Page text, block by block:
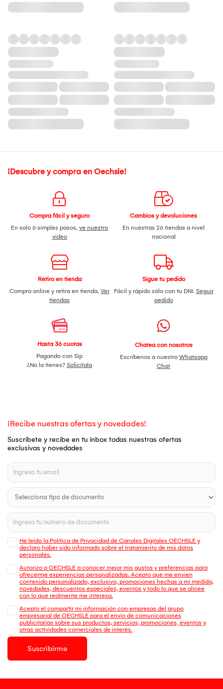
¡Descubre y compra en Oechsle!
Compra fácil y seguro
En solo 6 simples pasos, ve nuestro
video
Cambios y devoluciones
En nuestras 26 tiendas a nivel
nacional
Retiro en tienda
Compra online y retira en tienda. Ver
tiendas
Sigue tu pedido
Fácil y rápido sólo con tu DNI. Seguir
pedido
Hasta 36 cuotas
Pagando con Sip
¿No la tienes? Solicítala
Chatea con nosotros
Escríbenos a nuestro Whatsapp
Chat
¡Recibe nuestras ofertas y novedades!
Suscríbete y recibe en tu inbox todas nuestras ofertas
exclusivas y novedades
He leído la Política de Privacidad de Canales Digitales OECHSLE y
declaro haber sido informado sobre el tratamiento de mis datos
personales.
Autorizo a OECHSLE a conocer mejor mis gustos y preferencias para
ofrecerme experiencias personalizadas. Acepto que me envien
contenido personalizado, exclusivo, promociones hechas a mi medida,
novedades, descuentos especiales, eventos y todo lo que se alinee
con lo que realmente me interesa.
Acepto el compartir mi información con empresas del grupo
empresarial de OECHSLE para el envío de comunicaciones
publicitarias sobre sus productos, servicios, promociones, eventos y
otras actividades comerciales de interés.
Suscribirme